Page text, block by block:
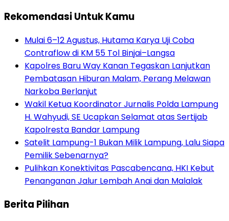
Rekomendasi Untuk Kamu
Mulai 6–12 Agustus, Hutama Karya Uji Coba
Contraflow di KM 55 Tol Binjai–Langsa
Kapolres Baru Way Kanan Tegaskan Lanjutkan
Pembatasan Hiburan Malam, Perang Melawan
Narkoba Berlanjut
Wakil Ketua Koordinator Jurnalis Polda Lampung
H. Wahyudi, SE Ucapkan Selamat atas Sertijab
Kapolresta Bandar Lampung
Satelit Lampung-1 Bukan Milik Lampung, Lalu Siapa
Pemilik Sebenarnya?
Pulihkan Konektivitas Pascabencana, HKI Kebut
Penanganan Jalur Lembah Anai dan Malalak
Berita Pilihan